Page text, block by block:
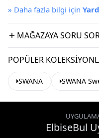
» Daha fazla bilgi için
MAĞAZAYA SORU
POPÜLER
SWANA SWANA
ElbiseBul